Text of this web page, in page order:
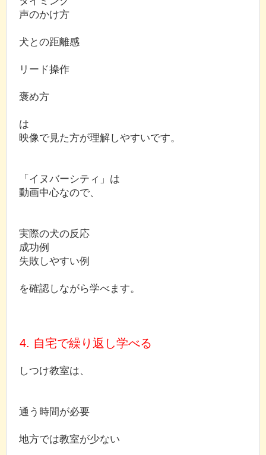
声のかけ方
犬との距離感
リード操作
褒め方
は
映像で見た方が理解しやすいです。
「イヌバーシティ」は
動画中心なので、
実際の犬の反応
成功例
失敗しやすい例
を確認しながら学べます。
4. 自宅で繰り返し学べる
しつけ教室は、
通う時間が必要
地方では教室が少ない